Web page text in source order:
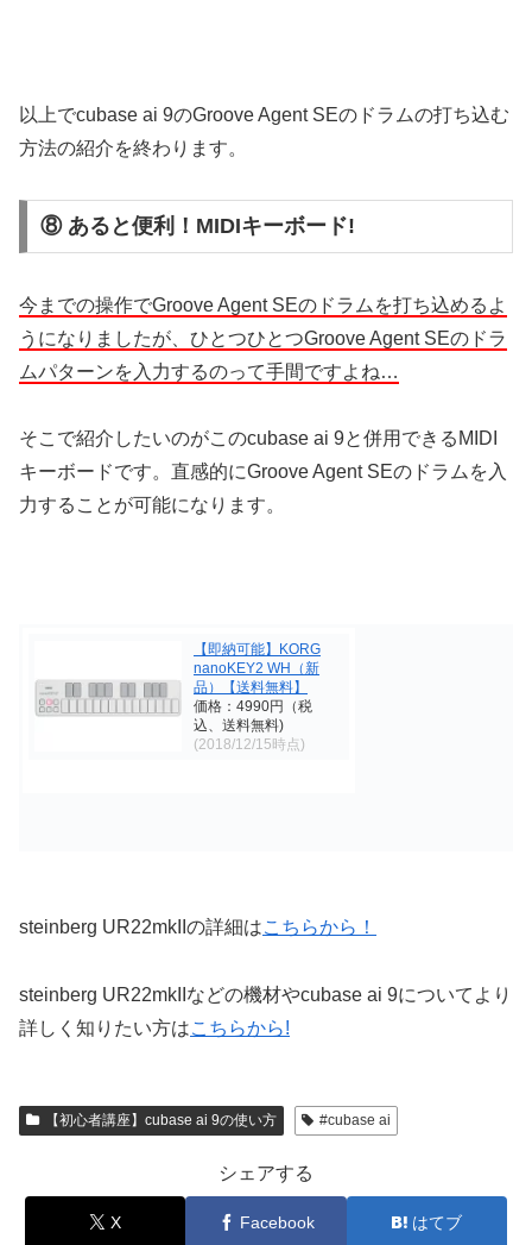
以上でcubase ai 9のGroove Agent SEのドラムの打ち込む
方法の紹介を終わります。
⑧ あると便利！MIDIキーボード!
今までの操作でGroove Agent SEのドラムを打ち込めるよ
うになりましたが、ひとつひとつGroove Agent SEのドラ
ムパターンを入力するのって手間ですよね…
そこで紹介したいのがこのcubase ai 9と併用できるMIDI
キーボードです。直感的にGroove Agent SEのドラムを入
力することが可能になります。
【即納可能】KORG
nanoKEY2 WH（新
品）【送料無料】
価格：4990円（税
込、送料無料)
(2018/12/15時点)
steinberg UR22mkIIの詳細はこちらから！
steinberg UR22mkIIなどの機材やcubase ai 9についてより
詳しく知りたい方はこちらから!
【初心者講座】cubase ai 9の使い方 #cubase ai
シェアする
X Facebook はてブ